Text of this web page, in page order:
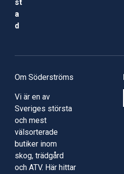
st
a
d
Om Söderströms
Vi är en av
Sveriges största
och mest
välsorterade
butiker inom
skog, trädgård
och ATV. Här hittar